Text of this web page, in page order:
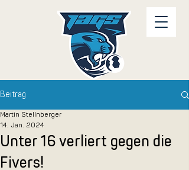
Beitrag
Unter 16 verliert gegen die
Fivers!
Martin Stellnberger
14. Jan. 2024